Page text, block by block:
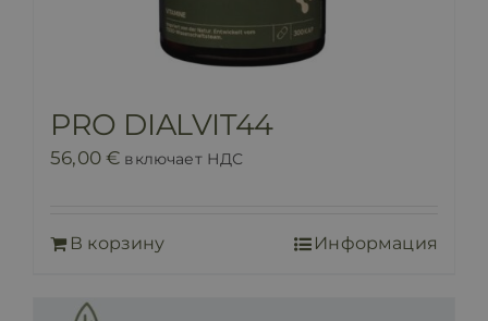
PRO DIALVIT44
56,00€ включает НДС
В корзину Информация